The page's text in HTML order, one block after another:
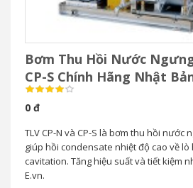
Bơm Thu Hồi Nước
CP-S Chính Hãng Nhật
0 đ
TLV CP-N và CP-S là bơm thu hồi nước
giúp hồi condensate nhiệt độ cao về
cavitation. Tăng hiệu suất và tiết kiệm
E.vn.